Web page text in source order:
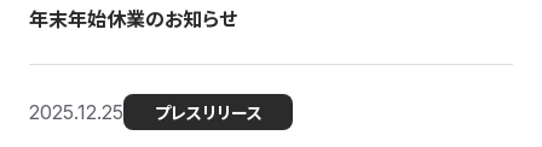
年末年始休業のお知らせ
2025.12.25 プレスリリース